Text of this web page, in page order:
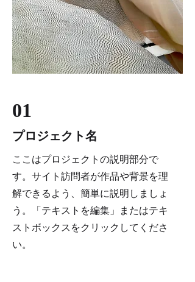
01
プロジェクト名
ここはプロジェクトの説明部分で
す。サイト訪問者が作品や背景を理
解できるよう、簡単に説明しましょ
う。「テキストを編集」またはテキ
ストボックスをクリックしてくださ
い。